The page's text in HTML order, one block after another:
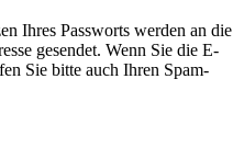
Ihres Passworts werden an die
gesendet. Wenn Sie die E-
Sie bitte auch Ihren Spam-